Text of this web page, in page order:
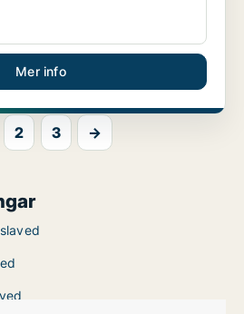
Mer info
2 3 →